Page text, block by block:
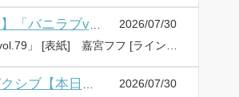
【本日配信】「バニラブvol.79」
2026/07/30
2026/07/30